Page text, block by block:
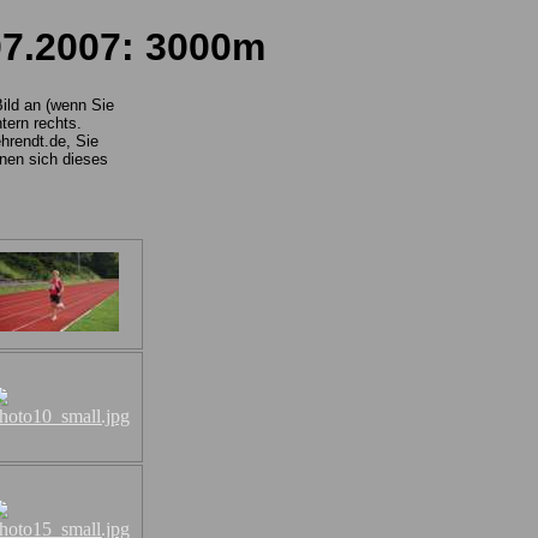
3000m
an (wenn Sie
rechts.
Sie
sich dieses